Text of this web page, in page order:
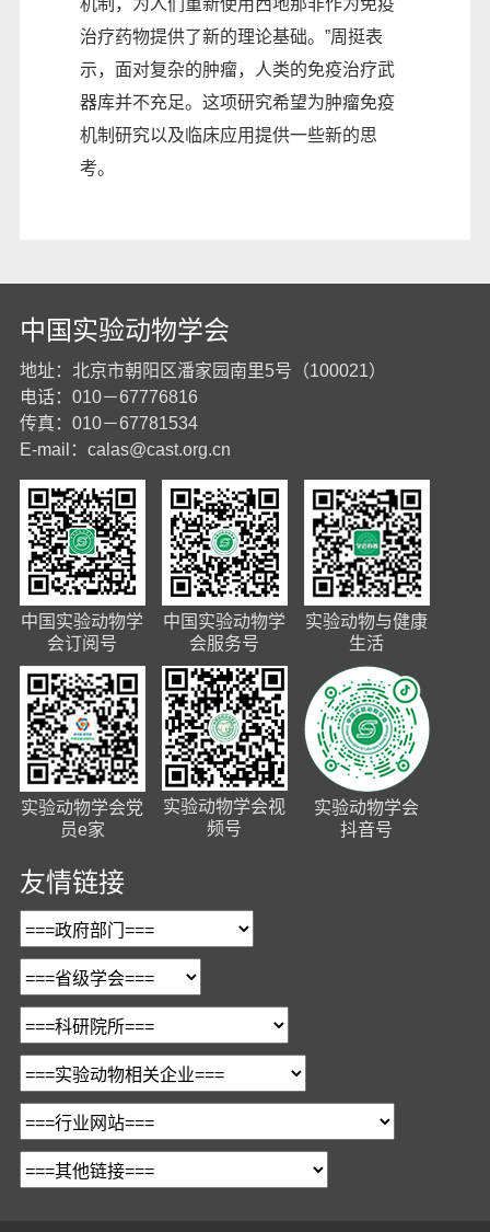
机制，为人们重新使用西地那非作为免疫
治疗药物提供了新的理论基础。”周挺表
示，面对复杂的肿瘤，人类的免疫治疗武
器库并不充足。这项研究希望为肿瘤免疫
机制研究以及临床应用提供一些新的思
考。
中国实验动物学会
地址：北京市朝阳区潘家园南里5号（100021）
电话：010－67776816
传真：010－67781534
E-mail： calas@cast.org.cn
中国实验动物学
会订阅号
中国实验动物学
会服务号
实验动物与健康
生活
实验动物学会党
员e家
实验动物学会视
频号
实验动物学会
抖音号
友情链接